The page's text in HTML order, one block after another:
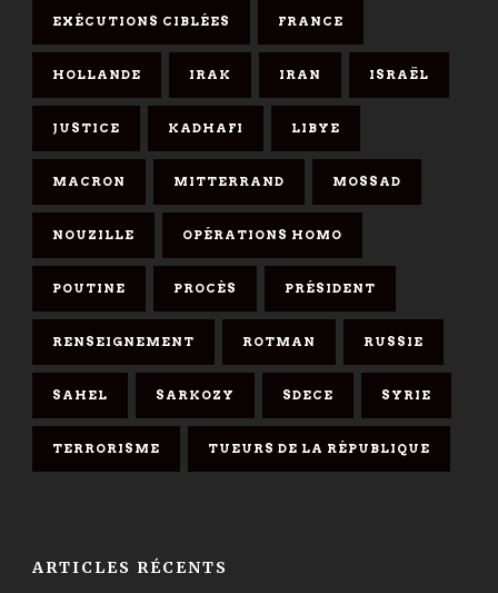
EXÉCUTIONS CIBLÉES FRANCE
HOLLANDE IRAK IRAN ISRAËL
JUSTICE KADHAFI LIBYE
MACRON MITTERRAND MOSSAD
NOUZILLE OPÉRATIONS HOMO
POUTINE PROCÈS PRÉSIDENT
RENSEIGNEMENT ROTMAN RUSSIE
SAHEL SARKOZY SDECE SYRIE
TERRORISME TUEURS DE LA RÉPUBLIQUE
ARTICLES RÉCENTS